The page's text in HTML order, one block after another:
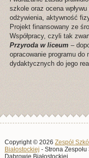
szkole oraz ocena
odżywienia, aktywność
Projekt finansowany ze
Współpracy, czyli tak
Przyroda w liceum –
opracowanie programu
dydaktycznych do jego
Copyright © 2026 Zespół
Białostockiej - Strona
Dąbrowie Białostockiej